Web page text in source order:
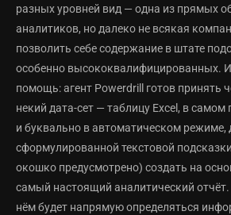
разных уровней вид — одна из прямых
аналитиков, но далеко не всякая
позволить себе содержание в штате
особенно высококвалифицированных.
помощь: агент Powerdrill готов принять
некий дата-сет — таблицу Excel, в самом
и буквально в автоматическом режиме,
сформулированной текстовой
окошко предусмотрено) создать на
самый настоящий аналитический отчёт.
нём будет напрямую определяться